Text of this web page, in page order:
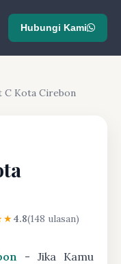
Hubungi Kami
C Kota Cirebon
4.8(148 ulasan)
- Jika Kamu